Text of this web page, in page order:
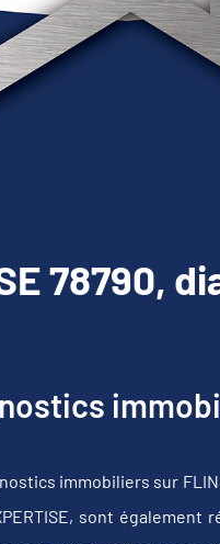
78790,
immobiliers sur
sont